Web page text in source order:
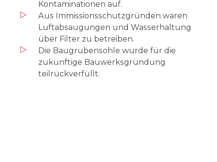
Kontaminationen auf.
Aus Immissionsschutzgründen waren
Luftabsaugungen und Wasserhaltung
über Filter zu betreiben.
Die Baugrubensohle wurde für die
zukünftige Bauwerksgründung
teilrückverfüllt.